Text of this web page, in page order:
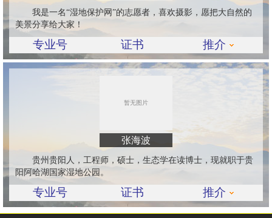
我是一名“湿地保护网”的志愿者，喜欢摄影，愿把大自然的
美景分享给大家！
专业号 证书 推介
张海波
贵州贵阳人，工程师，硕士，生态学在读博士，现就职于贵
阳阿哈湖国家湿地公园。
专业号 证书 推介